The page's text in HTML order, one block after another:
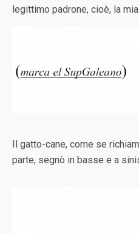
legittimo padrone, cioè, la
Il gatto-cane, come se
parte, segnò in basse e a